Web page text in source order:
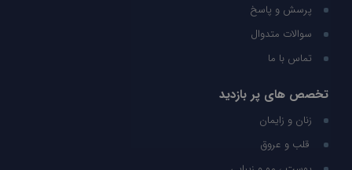
پرسش و پاسخ
سوالات متدوال
تماس با ما
تخصص های پر بازدید
زنان و زایمان
قلب و عروق